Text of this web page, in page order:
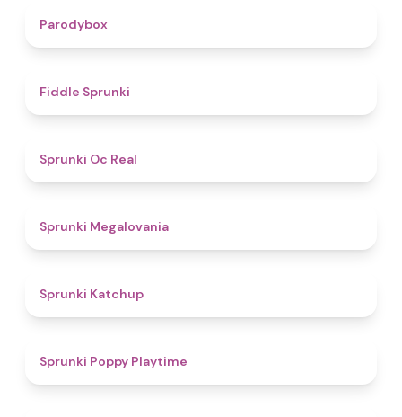
Parodybox
Fiddle Sprunki
Sprunki Oc Real
Sprunki Megalovania
Sprunki Katchup
Sprunki Poppy Playtime